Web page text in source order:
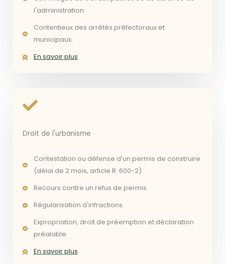
l'administration.
Contentieux des arrêtés préfectoraux et
municipaux.
En savoir plus
Droit de l'urbanisme
Contestation ou défense d'un permis de construire
(délai de 2 mois, article R. 600-2).
Recours contre un refus de permis.
Régularisation d'infractions.
Expropriation, droit de préemption et déclaration
préalable.
En savoir plus